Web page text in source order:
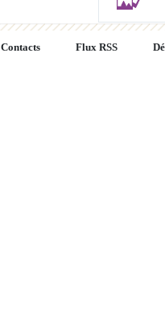
Contacts Flux RSS